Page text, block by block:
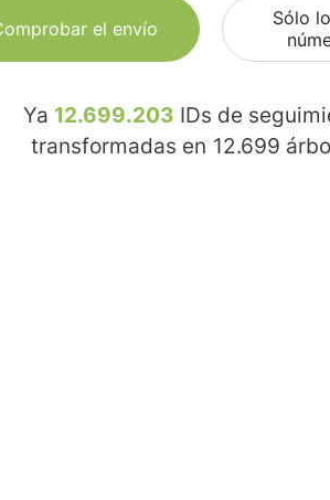
el envío
Sólo
Ya 12.699.203 IDs de
transformadas en 12.699